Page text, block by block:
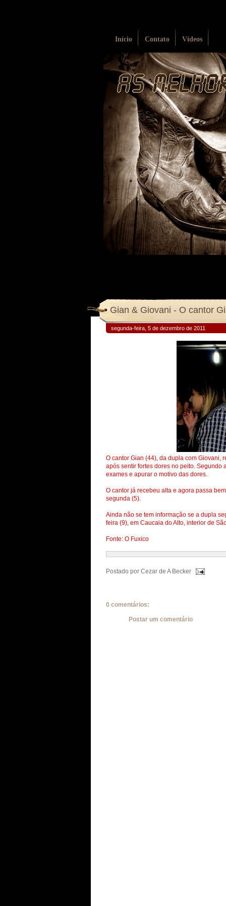
Início Contato Vídeos
Gian & Giovani - O cantor
segunda-feira, 5 de dezembro de 2011
O cantor Gian (44), da dupla com Giovani,
após sentir fortes dores no peito. Segundo
exames e apurar o motivo das dores.
O cantor já recebeu alta e agora passa
segunda (5).
Ainda não se tem informação se a dupla
feira (9), em Caucaia do Alto, interior de
Fonte: O Fuxico
Postado por Cezar de A Becker
0 comentários:
Postar um comentário